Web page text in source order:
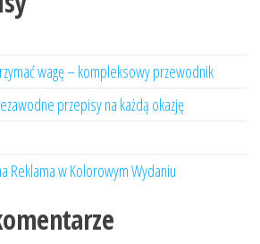
wagę – kompleksowy przewodnik
przepisy na każdą okazję
Reklama w Kolorowym Wydaniu